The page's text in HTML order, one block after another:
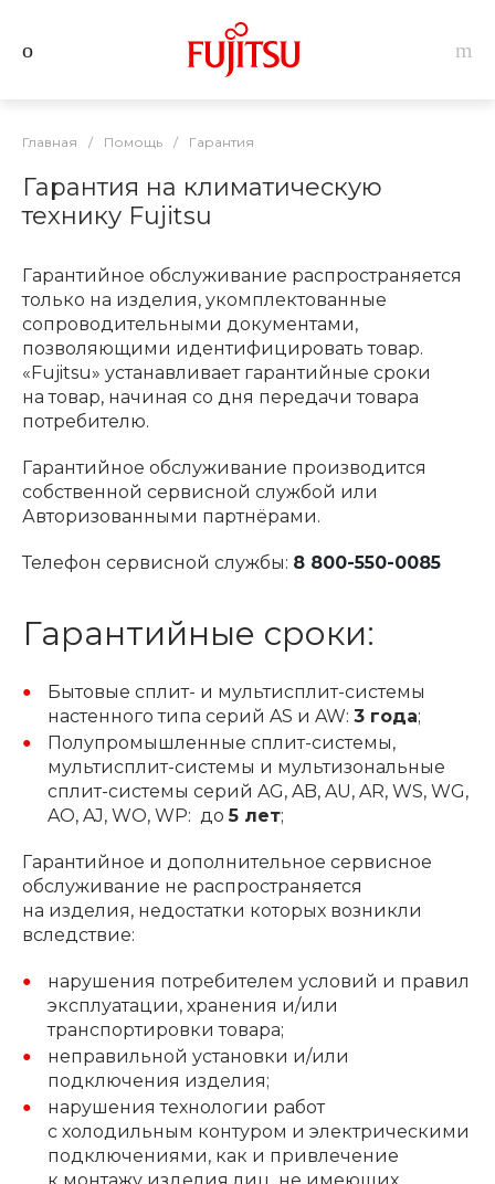
Главная / Помощь / Гарантия
Гарантия на климатическую
технику Fujitsu
Гарантийное обслуживание распространяется
только на изделия, укомплектованные
сопроводительными документами,
позволяющими идентифицировать товар.
«Fujitsu» устанавливает гарантийные сроки
на товар, начиная со дня передачи товара
потребителю.
Гарантийное обслуживание производится
собственной сервисной службой или
Авторизованными партнёрами.
Телефон сервисной службы: 8 800-550-0085
Гарантийные сроки:
Бытовые сплит- и мультисплит-системы
настенного типа серий AS и AW: 3 года;
Полупромышленные сплит-системы,
мультисплит-системы и мультизональные
сплит-системы серий AG, AB, AU, AR, WS, WG,
AO, AJ, WO, WP: до5лет;
Гарантийное и дополнительное сервисное
обслуживание не распространяется
на изделия, недостатки которых возникли
вследствие:
нарушения потребителем условий и правил
эксплуатации, хранения и/или
транспортировки товара;
неправильной установки и/или
подключения изделия;
нарушения технологии работ
с холодильным контуром и электрическими
подключениями, как и привлечение